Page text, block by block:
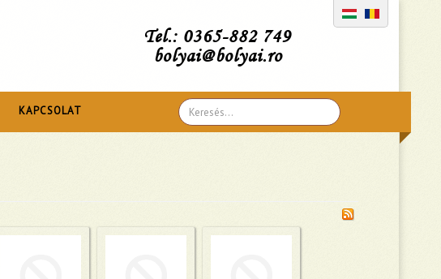
Tel.: 0365-882 749
bolyai@bolyai.ro
Search
...
KAPCSOLAT